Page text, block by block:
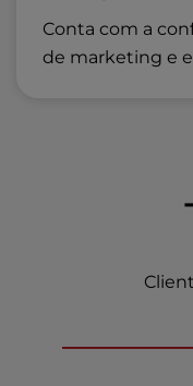
Conta com a
de marketing e